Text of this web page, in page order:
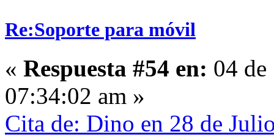
Re:Soporte para móvil
« Respuesta #54 en: 04 de
07:34:02 am »
Cita de: Dino en 28 de